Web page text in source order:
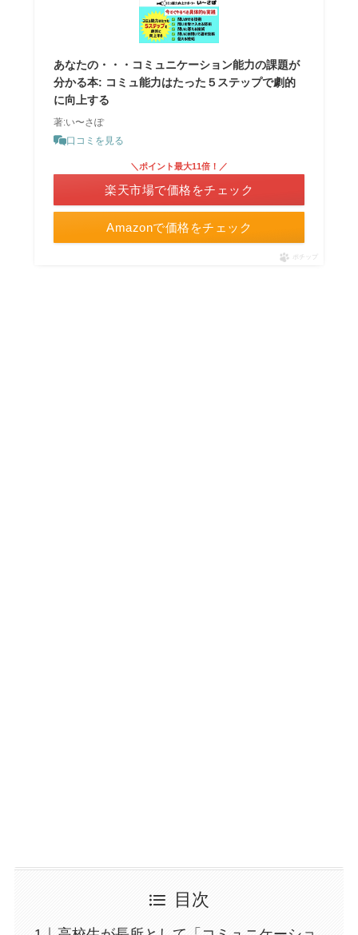
あなたの・・・コミュニケーション能力の課題が
分かる本: コミュ能力はたった５ステップで劇的
に向上する
著:い〜さぽ
口コミを見る
Amazonで価格をチェック
＼ポイント最大11倍！／
楽天市場で価格をチェック
ポチップ
目次